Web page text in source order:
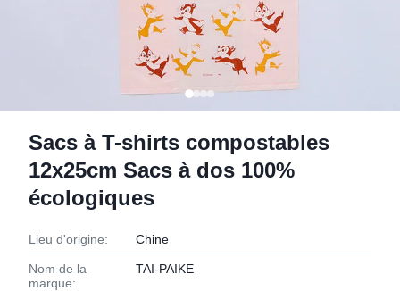
Sacs à T-shirts compostables
12x25cm Sacs à dos 100%
écologiques
Lieu d'origine: Chine
Nom de la
marque:
TAI-PAIKE